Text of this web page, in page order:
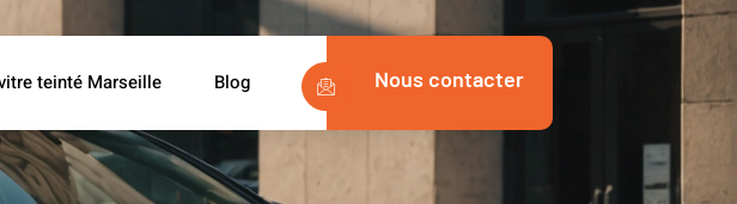
teinté Marseille Blog Nous contacter